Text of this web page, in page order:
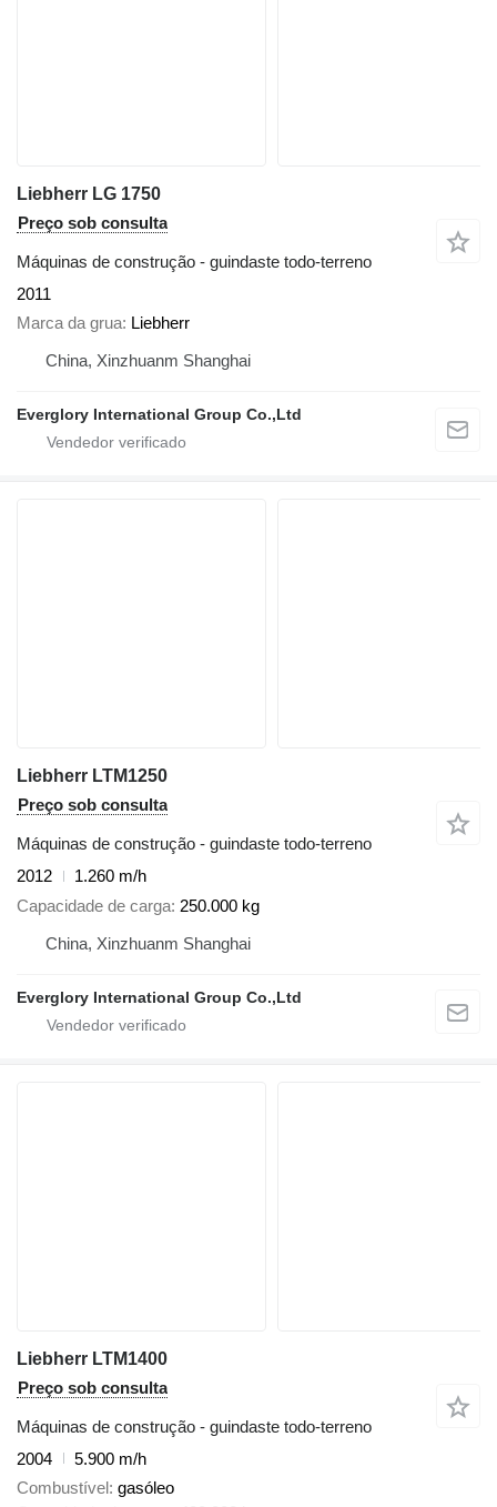
Liebherr LG 1750
Preço sob consulta
Máquinas de construção - guindaste todo-terreno
2011
Marca da grua Liebherr
China, Xinzhuanm Shanghai
Everglory International Group Co.,Ltd
Liebherr LTM1250
Preço sob consulta
Máquinas de construção - guindaste todo-terreno
2012
1.260 m/h
Capacidade de carga 250.000 kg
China, Xinzhuanm Shanghai
Everglory International Group Co.,Ltd
Liebherr LTM1400
Preço sob consulta
Máquinas de construção - guindaste todo-terreno
2004
5.900 m/h
Combustível
gasóleo